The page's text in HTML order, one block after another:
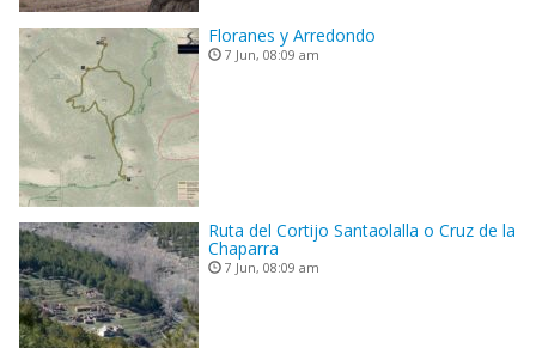
Floranes y Arredondo
7 Jun, 08:09 am
Ruta del Cortijo Santaolalla o Cruz de la
Chaparra
7 Jun, 08:09 am